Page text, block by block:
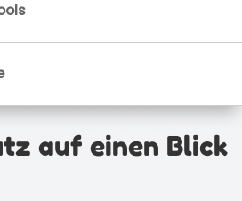
auf einen Blick